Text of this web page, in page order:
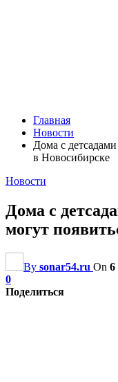
Главная
Новости
Дома с
в Новосибирске
Новости
Дома с
могут
By sonar54.ru On 6
0
Поделиться